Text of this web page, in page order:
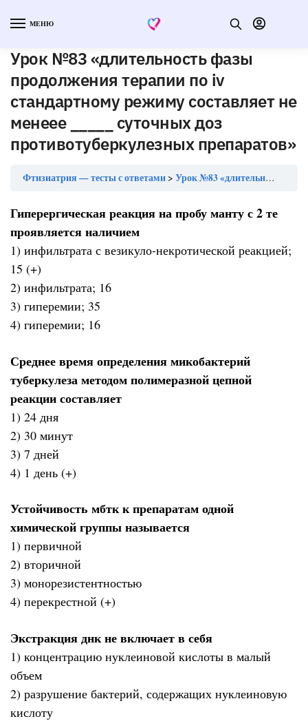
МЕНЮ
Урок №83 «длительность фазы
продолжения терапии по iv
стандартному режиму составляет не
менеее _____ суточных доз
противотуберкулезных препаратов»
Фтизиатрия — тесты с ответами Урок №83 «длительность фазы продолжения терапии по iv стандартному режиму составляет не менеее _____ суточных доз противотуберкулезных препаратов»
Гиперергическая реакция на пробу манту с 2 те
проявляется наличием
1) инфильтрата с везикуло-некротической реакцией;
15 (+)
2) инфильтрата; 16
3) гиперемии; 35
4) гиперемии; 16
Среднее время определения микобактерий
туберкулеза методом полимеразной цепной
реакции составляет
1) 24 дня
2) 30 минут
3) 7 дней
4) 1 день (+)
Устойчивость мбтк к препаратам одной
химической группы называется
1) первичной
2) вторичной
3) монорезистентностью
4) перекрестной (+)
Экстракция днк не включает в себя
1) концентрацию нуклеиновой кислоты в малый
объем
2) разрушение бактерий, содержащих нуклеиновую
кислоту